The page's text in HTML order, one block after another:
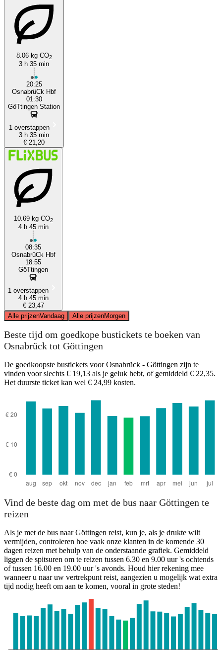
8.06 kg CO2
3 h 35 min
20:25
OsnabrüCk Hbf
01:30
GöTtingen Station
1 overstappen
3 h 35 min
€ 21,20
10.69 kg CO2
4 h 45 min
08:35
OsnabrüCk Hbf
18:55
GöTtingen
1 overstappen
4 h 45 min
€ 23,47
Alle prijzenVandaag Alle prijzenMorgen
Beste tijd om goedkope bustickets te boeken van
Osnabrück tot Göttingen
De goedkoopste bustickets voor Osnabrück - Göttingen zijn te
vinden voor slechts € 19,13 als je geluk hebt, of gemiddeld € 22,35.
Het duurste ticket kan wel € 24,99 kosten.
Vind de beste dag om met de bus naar Göttingen te
reizen
Als je met de bus naar Göttingen reist, kun je, als je drukte wilt
vermijden, controleren hoe vaak onze klanten in de komende 30
dagen reizen met behulp van de onderstaande grafiek. Gemiddeld
liggen de spitsuren om te reizen tussen 6.30 en 9.00 uur 's ochtends
of tussen 16.00 en 19.00 uur 's avonds. Houd hier rekening mee
wanneer u naar uw vertrekpunt reist, aangezien u mogelijk wat extra
tijd nodig heeft om aan te komen, vooral in grote steden!